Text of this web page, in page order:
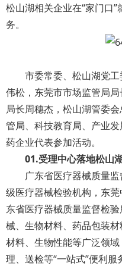
松山湖相关企业在“家门口”
务。
市委常委、松山湖党工
伟松，东莞市市场监管局
局长周穗杰，松山湖管委
管局、科技教育局、产业
药企业代表参加活动。
01.受理中心落地松山
广东省医疗器械质量监
级医疗器械检验机构，东
东省医疗器械质量监督检
械、生物材料、药品包装
材料、生物性能等广泛领
理、送检等“一站式”便利服